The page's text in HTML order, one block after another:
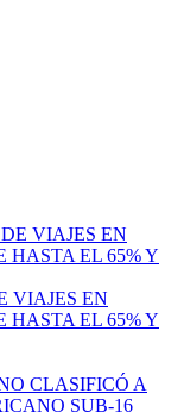
VIAJES EN
HASTA EL 65% Y